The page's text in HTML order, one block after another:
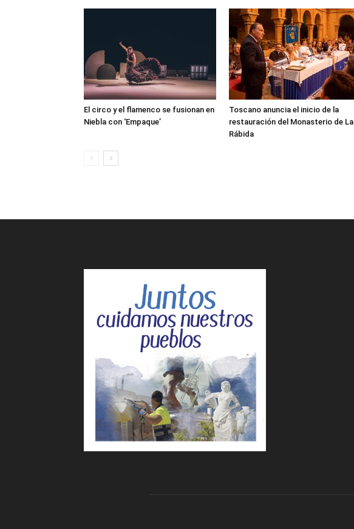
El circo y el flamenco se fusionan en
Niebla con ‘Empaque’
Toscano anuncia el inicio de la
restauración del Monasterio de La
Rábida